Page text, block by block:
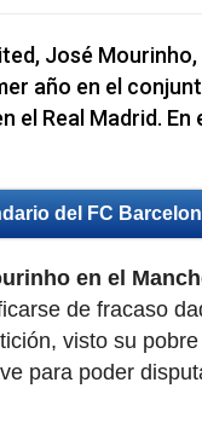
José
año en el
el Real Madrid.
del FC
en el
de fracaso
visto su
para poder